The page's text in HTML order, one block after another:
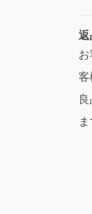
返
客